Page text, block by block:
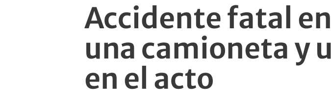
Accidente fatal
una camioneta y
en el acto